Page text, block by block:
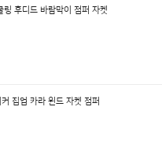
후디드 바람막이 점퍼 자켓
집업 카라 윈드 자켓 점퍼